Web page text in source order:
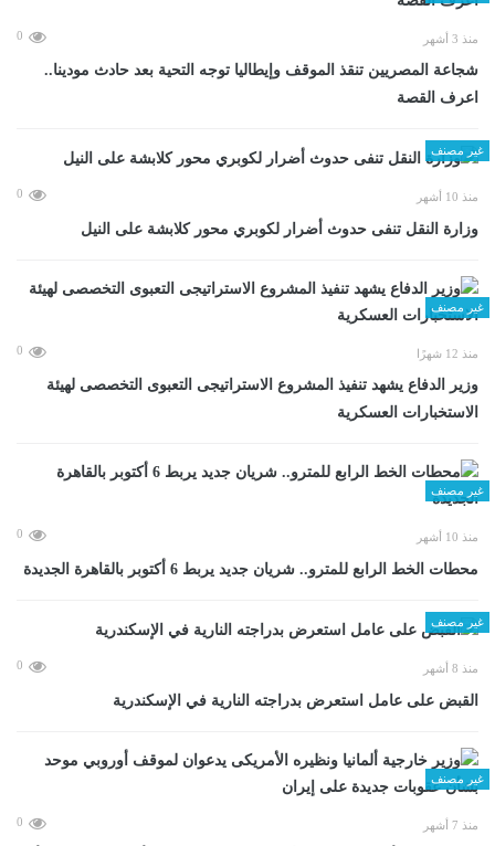
منذ 3 أشهر 0
شجاعة المصريين تنقذ الموقف وإيطاليا توجه التحية بعد حادث مودينا..
اعرف القصة
غير مصنف
منذ 10 أشهر 0
وزارة النقل تنفى حدوث أضرار لكوبري محور كلابشة على النيل
غير مصنف
منذ 12 شهرًا 0
وزير الدفاع يشهد تنفيذ المشروع الاستراتيجى التعبوى التخصصى لهيئة
الاستخبارات العسكرية
غير مصنف
منذ 10 أشهر 0
محطات الخط الرابع للمترو.. شريان جديد يربط 6 أكتوبر بالقاهرة الجديدة
غير مصنف
منذ 8 أشهر 0
القبض على عامل استعرض بدراجته النارية في الإسكندرية
غير مصنف
منذ 7 أشهر 0